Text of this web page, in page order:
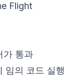
Flight
가 통과
임의 코드 실행